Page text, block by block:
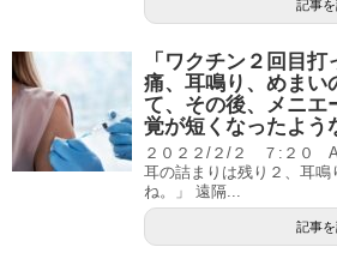
記事
「ワクチン２回目
痛、耳鳴り、めまい
て、その後、メニエ
覚が短くなったよう
２０２２/２/２ ７:２０
耳の詰まりは残り２、耳
ね。」 遠隔...
記事